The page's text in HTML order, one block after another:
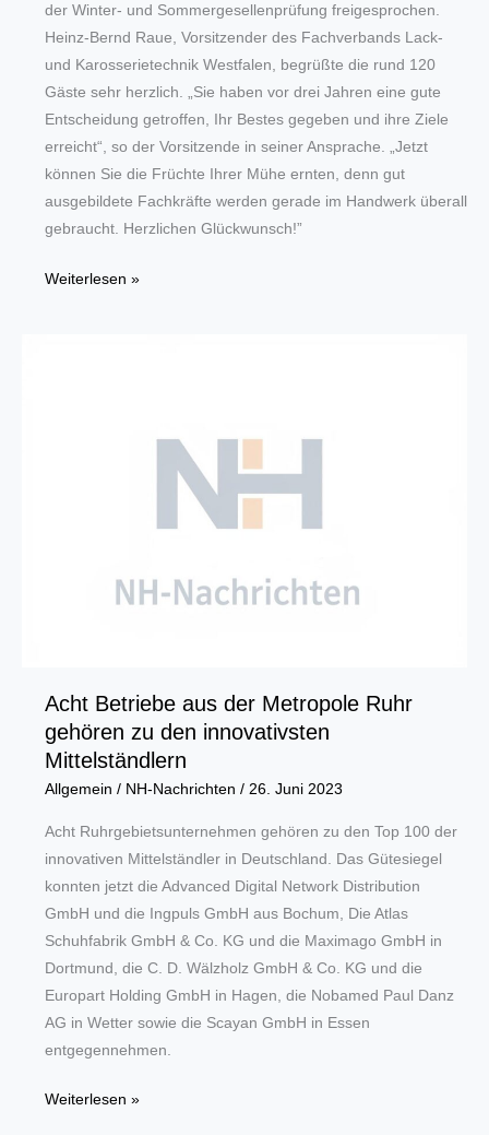
der Winter- und Sommergesellenprüfung freigesprochen.
Heinz-Bernd Raue, Vorsitzender des Fachverbands Lack-
und Karosserietechnik Westfalen, begrüßte die rund 120
Gäste sehr herzlich. „Sie haben vor drei Jahren eine gute
Entscheidung getroffen, Ihr Bestes gegeben und ihre Ziele
erreicht“, so der Vorsitzende in seiner Ansprache. „Jetzt
können Sie die Früchte Ihrer Mühe ernten, denn gut
ausgebildete Fachkräfte werden gerade im Handwerk überall
gebraucht. Herzlichen Glückwunsch!”
Fahrzeuglackierer
Weiterlesen »
Acht Betriebe aus der Metropole Ruhr
gehören zu den innovativsten
Mittelständlern
Allgemein / NH-Nachrichten / 26. Juni 2023
Acht Ruhrgebietsunternehmen gehören zu den Top 100 der
innovativen Mittelständler in Deutschland. Das Gütesiegel
konnten jetzt die Advanced Digital Network Distribution
GmbH und die Ingpuls GmbH aus Bochum, Die Atlas
Schuhfabrik GmbH & Co. KG und die Maximago GmbH in
Dortmund, die C. D. Wälzholz GmbH & Co. KG und die
Europart Holding GmbH in Hagen, die Nobamed Paul Danz
AG in Wetter sowie die Scayan GmbH in Essen
entgegennehmen.
Acht
Weiterlesen »